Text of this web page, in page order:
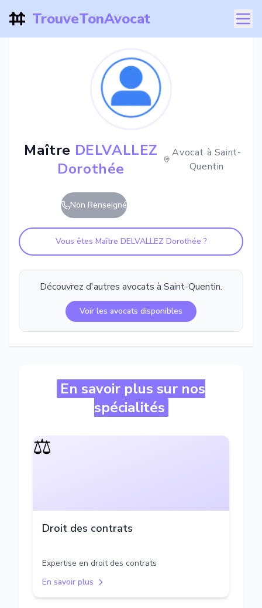
TrouveTonAvocat
Maître DELVALLEZ
Dorothée
Avocat à Saint-
Quentin
Non Renseigné
Vous êtes Maître DELVALLEZ Dorothée ?
Découvrez d'autres avocats à Saint-Quentin.
Voir les avocats disponibles
En savoir plus sur nos
spécialités
⚖️
Droit des contrats
Expertise en droit des contrats
En savoir plus